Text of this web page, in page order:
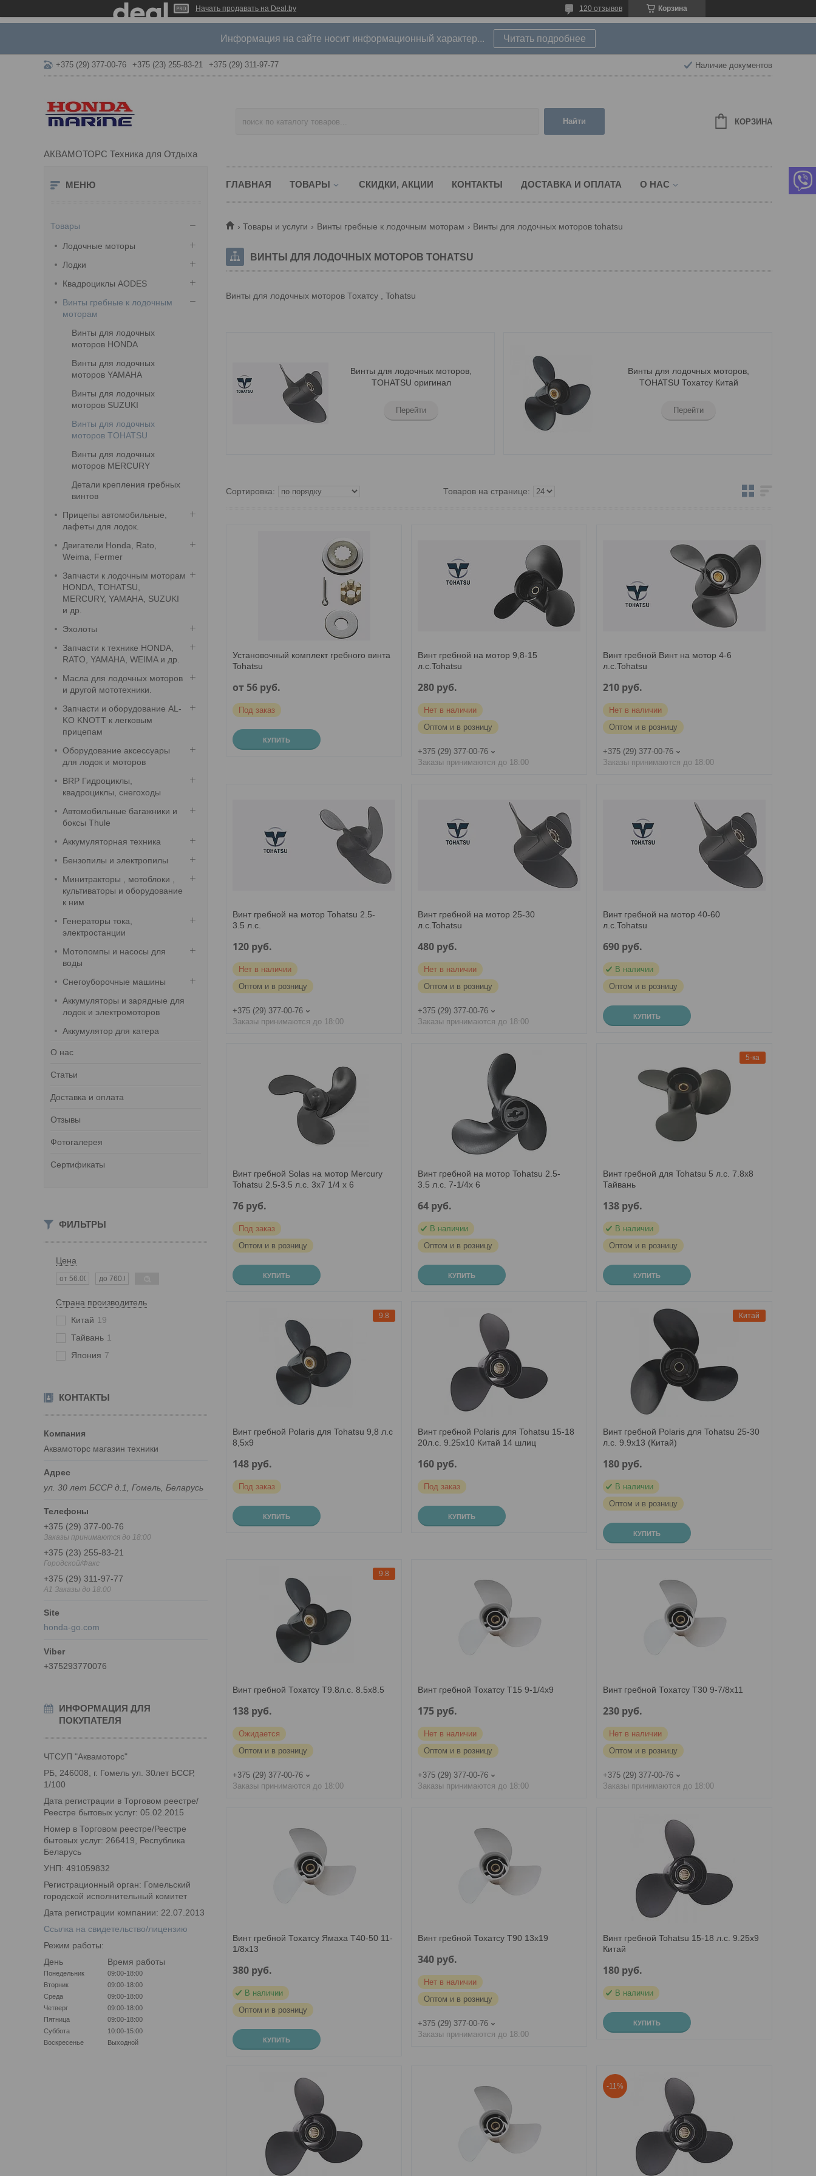
Начать продавать на Deal.by Корзина
120 отзывов
Информация на сайте носит информационный характер... Читать подробнее
+375 (29) 377-00-76 +375 (23) 255-83-21 +375 (29) 311-97-77 Наличие документов
АКВАМОТОРС Техника для Отдыха
Найти КОРЗИНА
Товары
Лодочные моторы
Лодки
Квадроциклы AODES
Винты гребные к лодочным
моторам
Винты для лодочных
моторов HONDA
Винты для лодочных
моторов YAMAHA
Винты для лодочных
моторов SUZUKI
Винты для лодочных
моторов TOHATSU
Винты для лодочных
моторов MERCURY
Детали крепления гребных
винтов
Прицепы автомобильные,
лафеты для лодок.
Двигатели Honda, Rato,
Weima, Fermer
Запчасти к лодочным моторам
HONDA, TOHATSU,
MERCURY, YAMAHA, SUZUKI
и др.
Эхолоты
Запчасти к технике HONDA,
RATO, YAMAHA, WEIMA и др.
Масла для лодочных моторов
и другой мототехники.
Запчасти и оборудование AL-
KO KNOTT к легковым
прицепам
Оборудование аксессуары
для лодок и моторов
BRP Гидроциклы,
квадроциклы, снегоходы
Автомобильные багажники и
боксы Thule
Аккумуляторная техника
Бензопилы и электропилы
Минитракторы , мотоблоки ,
культиваторы и оборудование
к ним
Генераторы тока,
электростанции
Мотопомпы и насосы для
воды
Снегоуборочные машины
Аккумуляторы и зарядные для
лодок и электромоторов
Аккумулятор для катера
О нас
Статьи
Доставка и оплата
Отзывы
Фотогалерея
Сертификаты
ФИЛЬТРЫ
Цена
Страна производитель
Китай 19
Тайвань 1
Япония 7
КОНТАКТЫ
Аквамоторс магазин техники
ул. 30 лет БССР д.1, Гомель, Беларусь
+375 (29) 377-00-76
Заказы принимаются до 18:00
+375 (23) 255-83-21
Городской/Факс
+375 (29) 311-97-77
A1 Заказы до 18:00
honda-go.com
+375293770076
ИНФОРМАЦИЯ ДЛЯ
ПОКУПАТЕЛЯ
ЧТСУП "Аквамоторс"
РБ, 246008, г. Гомель ул. 30лет БССР,
1/100
Дата регистрации в Торговом реестре/
Реестре бытовых услуг: 05.02.2015
Номер в Торговом реестре/Реестре
бытовых услуг: 266419, Республика
Беларусь
УНП: 491059832
Регистрационный орган: Гомельский
городской исполнительный комитет
Дата регистрации компании: 22.07.2013
Ссылка на свидетельство/лицензию
Режим работы:
День
Время работы
Понедельник
09:00-18:00
Вторник
09:00-18:00
Среда
09:00-18:00
Четверг
09:00-18:00
Пятница
09:00-18:00
Суббота
10:00-15:00
Воскресенье
Выходной
ГЛАВНАЯ ТОВАРЫ СКИДКИ, АКЦИИ КОНТАКТЫ ДОСТАВКА И ОПЛАТА О НАС
Товары и услуги Винты гребные к лодочным моторам Винты для лодочных моторов tohatsu
ВИНТЫ ДЛЯ ЛОДОЧНЫХ МОТОРОВ TOHATSU
Винты для лодочных моторов Тохатсу , Tohatsu
Винты для лодочных моторов,
TOHATSU оригинал
Перейти
Винты для лодочных моторов,
TOHATSU Тохатсу Китай
Перейти
Установочный комплект гребного винта
Tohatsu
от 56 руб.
Под заказ
КУПИТЬ
Винт гребной на мотор 9,8-15
л.с.Tohatsu
280 руб.
Нет в наличии
Оптом и в розницу
+375 (29) 377-00-76
Заказы принимаются до 18:00
Винт гребной Винт на мотор 4-6
л.с.Tohatsu
210 руб.
Нет в наличии
Оптом и в розницу
+375 (29) 377-00-76
Заказы принимаются до 18:00
Винт гребной на мотор Tohatsu 2.5-
3.5 л.с.
120 руб.
Нет в наличии
Оптом и в розницу
+375 (29) 377-00-76
Заказы принимаются до 18:00
Винт гребной на мотор 25-30
л.с.Tohatsu
480 руб.
Нет в наличии
Оптом и в розницу
+375 (29) 377-00-76
Заказы принимаются до 18:00
Винт гребной на мотор 40-60
л.с.Tohatsu
690 руб.
В наличии
Оптом и в розницу
КУПИТЬ
Винт гребной Solas на мотор Mercury
Tohatsu 2.5-3.5 л.с. 3х7 1/4 х 6
76 руб.
Под заказ
Оптом и в розницу
КУПИТЬ
Винт гребной на мотор Tohatsu 2.5-
3.5 л.с. 7-1/4х 6
64 руб.
В наличии
Оптом и в розницу
КУПИТЬ
5-ка
Винт гребной для Tohatsu 5 л.с. 7.8х8
Тайвань
138 руб.
В наличии
Оптом и в розницу
КУПИТЬ
9.8
Винт гребной Polaris для Tohatsu 9,8 л.с
8,5х9
148 руб.
Под заказ
КУПИТЬ
Винт гребной Polaris для Tohatsu 15-18
20л.с. 9.25х10 Китай 14 шлиц
160 руб.
Под заказ
КУПИТЬ
Китай
Винт гребной Polaris для Tohatsu 25-30
л.с. 9.9х13 (Китай)
180 руб.
В наличии
Оптом и в розницу
КУПИТЬ
9.8
Винт гребной Тохатсу T9.8л.с. 8.5х8.5
138 руб.
Ожидается
Оптом и в розницу
+375 (29) 377-00-76
Заказы принимаются до 18:00
Винт гребной Тохатсу T15 9-1/4х9
175 руб.
Нет в наличии
Оптом и в розницу
+375 (29) 377-00-76
Заказы принимаются до 18:00
Винт гребной Тохатсу T30 9-7/8х11
230 руб.
Нет в наличии
Оптом и в розницу
+375 (29) 377-00-76
Заказы принимаются до 18:00
Винт гребной Тохатсу Ямаха T40-50 11-
1/8х13
380 руб.
В наличии
Оптом и в розницу
КУПИТЬ
Винт гребной Тохатсу T90 13х19
340 руб.
Нет в наличии
Оптом и в розницу
+375 (29) 377-00-76
Заказы принимаются до 18:00
Винт гребной Tohatsu 15-18 л.с. 9.25х9
Китай
180 руб.
В наличии
КУПИТЬ
-11%